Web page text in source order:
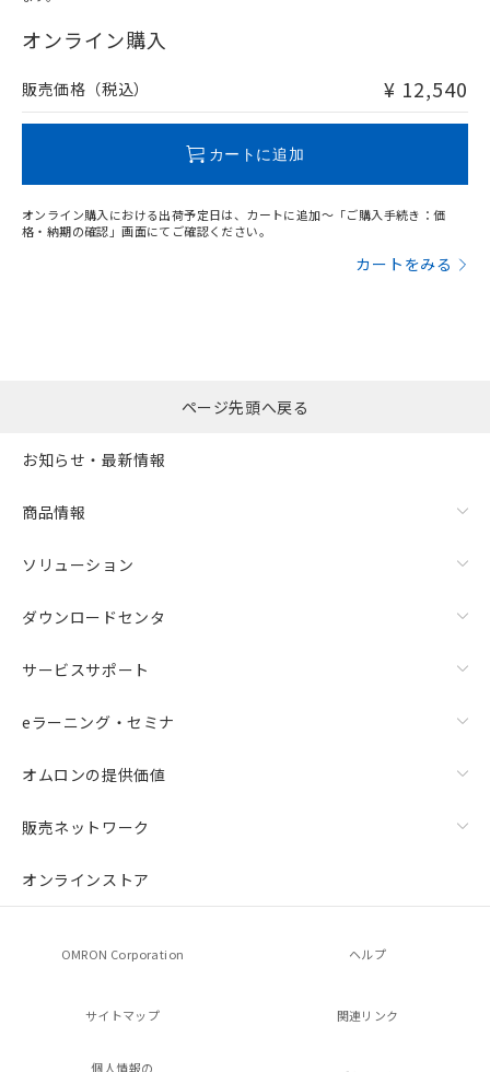
在庫等で未対応品が混在する可能性があります。
問い合わせください。
オンライン購入
販売価格（税込） ¥ 12,540
カートに追加
オンライン購入における出荷予定日は、カートに追加～「ご購入手続き：価
格・納期の確認」画面にてご確認ください。
カートをみる
ページ先頭へ戻る
お知らせ・最新情報
商品情報
ソリューション
ダウンロードセンタ
サービスサポート
eラーニング・セミナ
オムロンの提供価値
販売ネットワーク
オンラインストア
OMRON Corporation ヘルプ
サイトマップ 関連リンク
個人情報の